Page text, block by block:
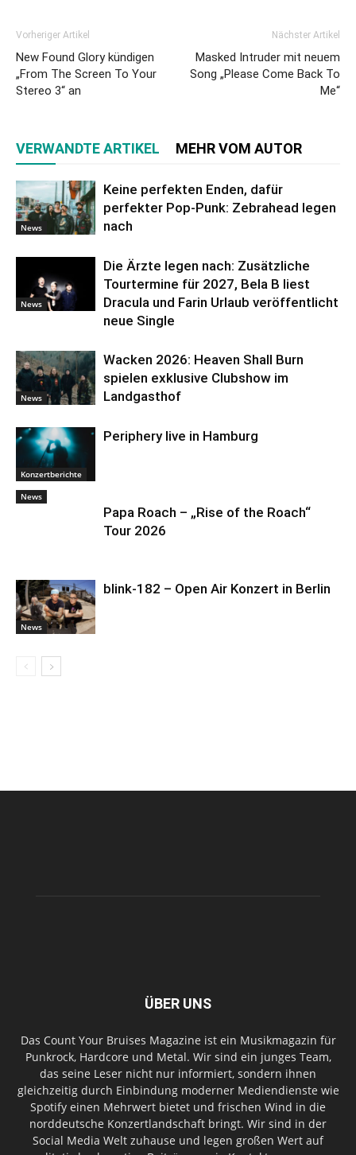
Vorheriger Artikel
New Found Glory kündigen
„From The Screen To Your
Stereo 3“ an
Nächster Artikel
Masked Intruder mit neuem
Song „Please Come Back To
Me“
VERWANDTE ARTIKEL MEHR VOM AUTOR
News
Keine perfekten Enden, dafür
perfekter Pop-Punk: Zebrahead legen
nach
News
Die Ärzte legen nach: Zusätzliche
Tourtermine für 2027, Bela B liest
Dracula und Farin Urlaub veröffentlicht
neue Single
News
Wacken 2026: Heaven Shall Burn
spielen exklusive Clubshow im
Landgasthof
Konzertberichte
Periphery live in Hamburg
News
Papa Roach – „Rise of the Roach“
Tour 2026
News
blink-182 – Open Air Konzert in Berlin
ÜBER UNS
Das Count Your Bruises Magazine ist ein Musikmagazin für
Punkrock, Hardcore und Metal. Wir sind ein junges Team,
das seine Leser nicht nur informiert, sondern ihnen
gleichzeitig durch Einbindung moderner Mediendienste wie
Spotify einen Mehrwert bietet und frischen Wind in die
norddeutsche Konzertlandschaft bringt. Wir sind in der
Social Media Welt zuhause und legen großen Wert auf